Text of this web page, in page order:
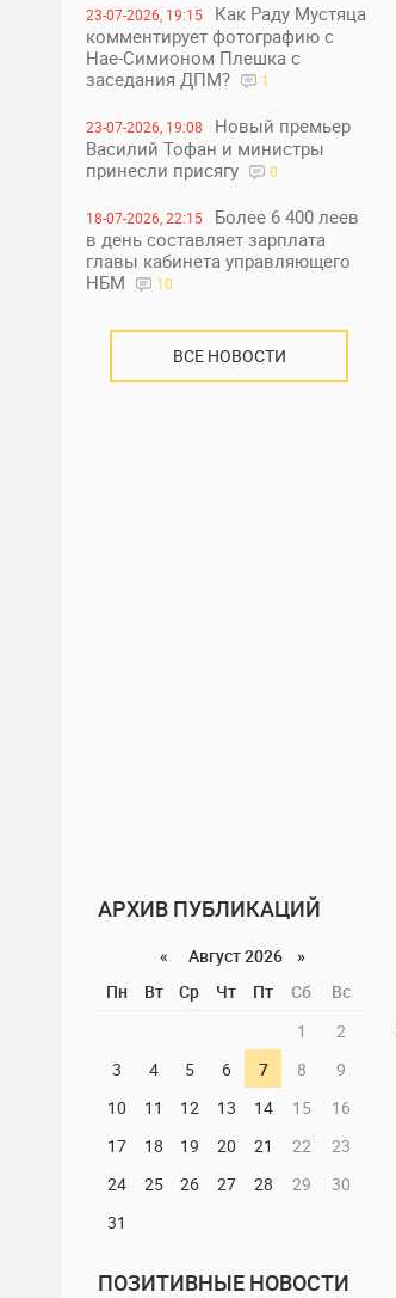
23-07-2026, 19:15
Как Раду Мустяца
комментирует фотографию с
Нае-Симионом Плешка с
заседания ДПМ?
1
23-07-2026, 19:08
Новый премьер
Василий Тофан и министры
принесли присягу
0
18-07-2026, 22:15
Более 6 400 леев
в день составляет зарплата
главы кабинета управляющего
НБМ
10
ВСЕ НОВОСТИ
АРХИВ ПУБЛИКАЦИЙ
«
Август 2026 »
Пн
Вт Ср Чт Пт Сб
Вс
1
2
3
4 5 6 7 8
9
10
11 12 13 14 15
16
17
18 19 20 21 22
23
24
25 26 27 28 29
30
31
ПОЗИТИВНЫЕ НОВОСТИ